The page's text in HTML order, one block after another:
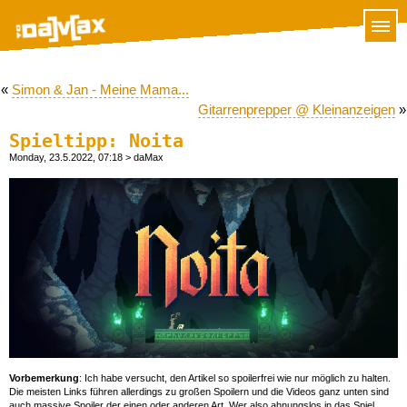
« Simon & Jan - Meine Mama...
Gitarrenprepper @ Kleinanzeigen »
Spieltipp: Noita
Monday, 23.5.2022, 07:18 > daMax
Vorbemerkung: Ich habe versucht, den Artikel so spoilerfrei wie nur möglich zu halten.
Die meisten Links führen allerdings zu großen Spoilern und die Videos ganz unten sind